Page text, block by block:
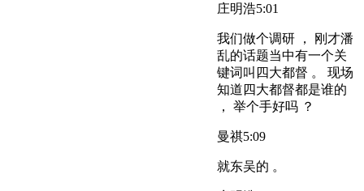
庄明浩5:01
我们做个调研 ， 刚才潘
乱的话题当中有一个关
键词叫四大都督 。 现场
知道四大都督都是谁的
， 举个手好吗 ？
曼祺5:09
就东吴的 。